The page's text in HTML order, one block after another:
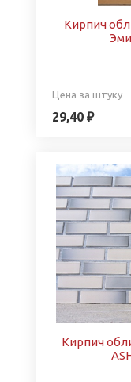
Кирпич
Цена за штуку
29,40 ₽
Кирпич